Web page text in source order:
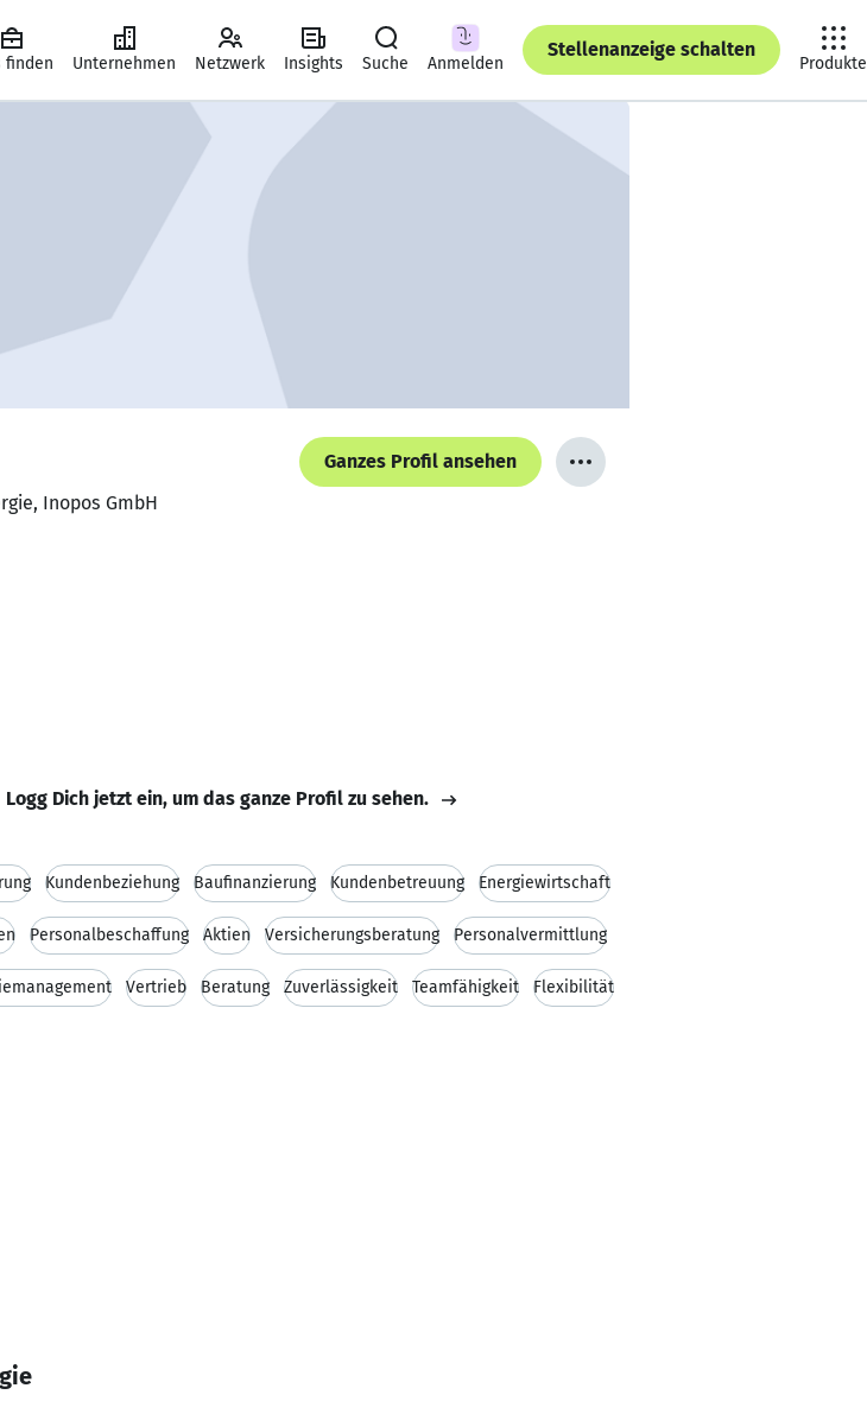
finden Unternehmen Netzwerk Insights Suche Anmelden
Stellenanzeige schalten
Produkte
Ganzes Profil ansehen
Inopos GmbH
Logg Dich jetzt ein, um das ganze Profil zu sehen.
Kundenbeziehung Baufinanzierung Kundenbetreuung Energiewirtschaft
Personalbeschaffung Aktien Versicherungsberatung Personalvermittlung
Vertrieb Beratung Zuverlässigkeit Teamfähigkeit Flexibilität